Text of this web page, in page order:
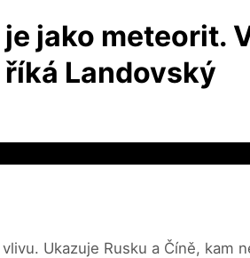
jako meteorit.
Landovský
Ukazuje Rusku a Číně, kam